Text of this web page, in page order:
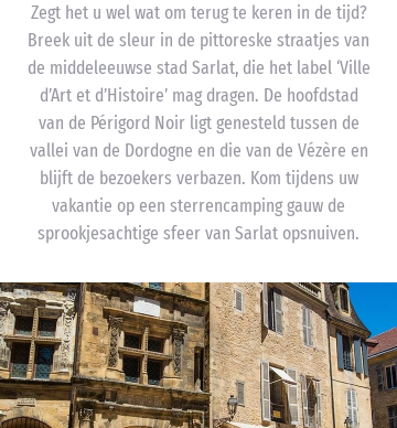
Zegt het u wel wat om terug te keren in de tijd?
Breek uit de sleur in de pittoreske straatjes van
de middeleeuwse stad Sarlat, die het label ‘Ville
d’Art et d’Histoire’ mag dragen. De hoofdstad
van de Périgord Noir ligt genesteld tussen de
vallei van de Dordogne en die van de Vézère en
blijft de bezoekers verbazen. Kom tijdens uw
vakantie op een sterrencamping gauw de
sprookjesachtige sfeer van Sarlat opsnuiven.